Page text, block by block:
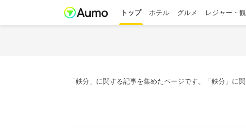
トップ ホテル グルメ レジャー・
「鉄分」に関する記事を集めたページです。「鉄分」に